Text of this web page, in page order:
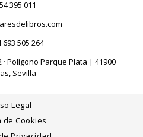
395 011
693 505 264
Polígono Parque Plata | 41900
Sevilla
Legal
de Cookies